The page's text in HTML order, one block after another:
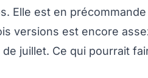
Elle est en
versions est encore
juillet. Ce qui pourrait